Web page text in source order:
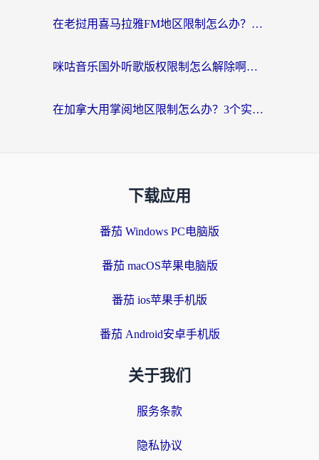
在老挝用喜马拉雅FM地区限制怎么办？海外党亲测有效的回国加速方案
咪咕音乐国外听歌版权限制怎么解除啊？海外党亲测有效的回国加速方案
在加拿大用掌阅地区限制怎么办？3个实用技巧帮你轻松解决（附海外华人必备工具）
下载应用
番茄 Windows PC电脑版
番茄 macOS苹果电脑版
番茄 ios苹果手机版
番茄 Android安卓手机版
关于我们
服务条款
隐私协议